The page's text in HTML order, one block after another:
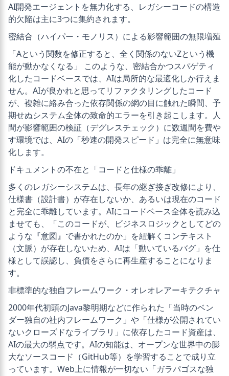
AI開発エージェントを無力化する、レガシーコードの構造
的欠陥は主に3つに集約されます。
密結合（ハイパー・モノリス）による影響範囲の無限増殖
「Aという関数を修正すると、全く関係のないZという機
能が動かなくなる」 このような、密結合かつスパゲティ
化したコードベースでは、AIは局所的な最適化しか行えま
せん。AIが良かれと思ってリファクタリングしたコード
が、複雑に絡み合った依存関係の網の目に触れた瞬間、予
期せぬシステム全体の致命的エラーを引き起こします。人
間が影響範囲の検証（デグレスチェック）に数週間を費や
す環境では、AIの「秒速の開発スピード」は完全に無意味
化します。
ドキュメントの不在と「コードと仕様の乖離」
多くのレガシーシステムは、長年の継ぎ接ぎ改修により、
仕様書（設計書）が存在しないか、あるいは現在のコード
と完全に乖離しています。AIにコードベース全体を読み込
ませても、「このコードが、ビジネスロジックとしてどの
ような『意図』で書かれたのか」を紐解くコンテキスト
（文脈）が存在しないため、AIは「動いているバグ」を仕
様として誤認し、負債をさらに再生産することになりま
す。
非標準的な独自フレームワーク・オレオレアーキテクチャ
2000年代初頭のJava黎明期などに作られた「当時のベン
ダー独自の社内フレームワーク」や「仕様が公開されてい
ないクローズドなライブラリ」に依存したコード資産は、
AIの最大の弱点です。AIの知能は、オープンな世界中の膨
大なソースコード（GitHub等）を学習することで成り立
っています。Web上に情報が一切ない「ガラパゴスな独